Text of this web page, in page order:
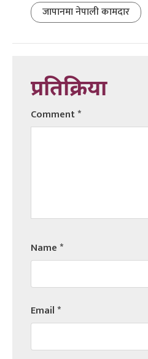
जापानमा नेपाली कामदार
प्रतिक्रिया
Comment*
Name*
Email*